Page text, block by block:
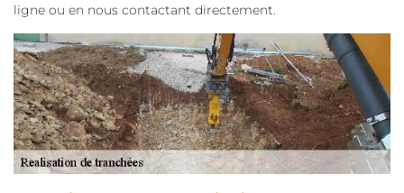
ligne ou en nous contactant directement.